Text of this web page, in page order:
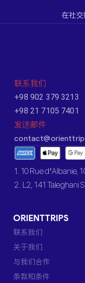
在社
联系我们
+98 902 379 3213
+98 21 7105 7401
发送邮件
1. 10 Rue d’Albanie,
2. L2, 141 Taleghani
ORIENTTRIPS
联系我们
关于我们
与我们合作
条款和条件